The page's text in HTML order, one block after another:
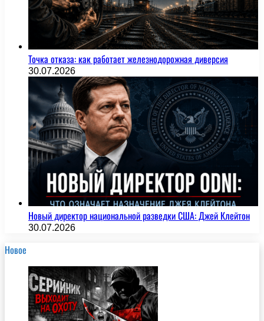
Точка отказа: как работает железнодорожная диверсия
30.07.2026
Новый директор национальной разведки США: Джей Клейтон
30.07.2026
Новое